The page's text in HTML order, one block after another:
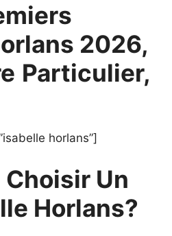
2026,
Particulier,
horlans”]
Un
Horlans?